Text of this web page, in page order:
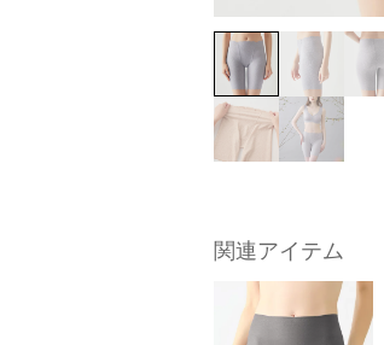
関連アイテム